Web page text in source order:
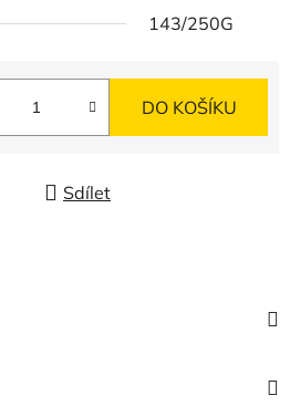
143/250G
DO KOŠÍKU
Sdílet